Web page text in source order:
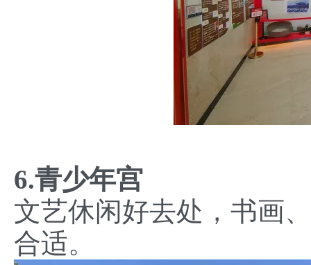
6.青少年宫
文艺休闲好去处，书画
合适。